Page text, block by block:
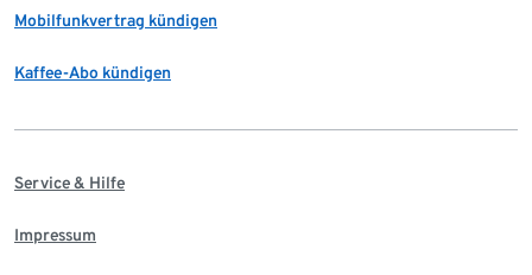
Mobilfunkvertrag kündigen
Kaffee-Abo kündigen
Service & Hilfe
Impressum